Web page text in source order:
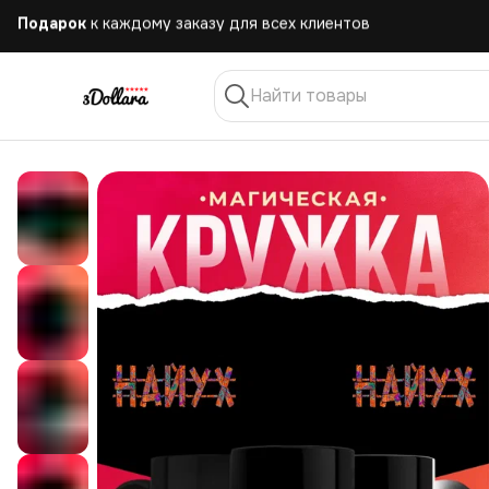
Бесплатная доставка при заказе от 10.000 руб.